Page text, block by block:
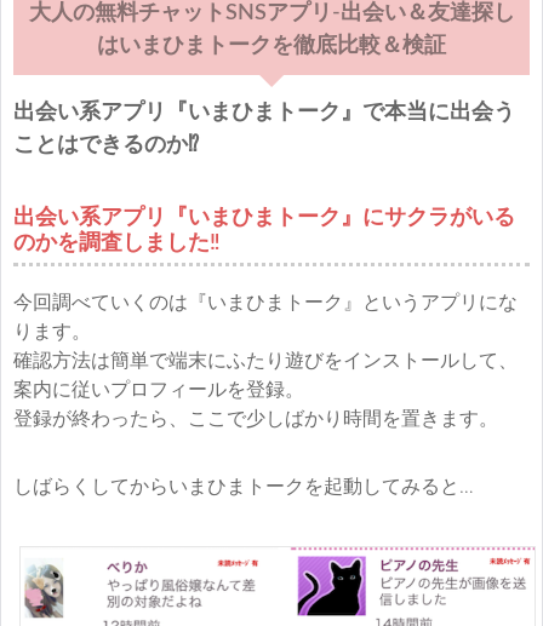
大人の無料チャットSNSアプリ-出会い＆友達探し
はいまひまトークを徹底比較＆検証
出会い系アプリ『いまひまトーク』で本当に出会う
ことはできるのか⁉︎
出会い系アプリ『いまひまトーク』にサクラがいる
のかを調査しました‼︎
今回調べていくのは『いまひまトーク』というアプリにな
ります。
確認方法は簡単で端末にふたり遊びをインストールして、
案内に従いプロフィールを登録。
登録が終わったら、ここで少しばかり時間を置きます。
しばらくしてからいまひまトークを起動してみると…